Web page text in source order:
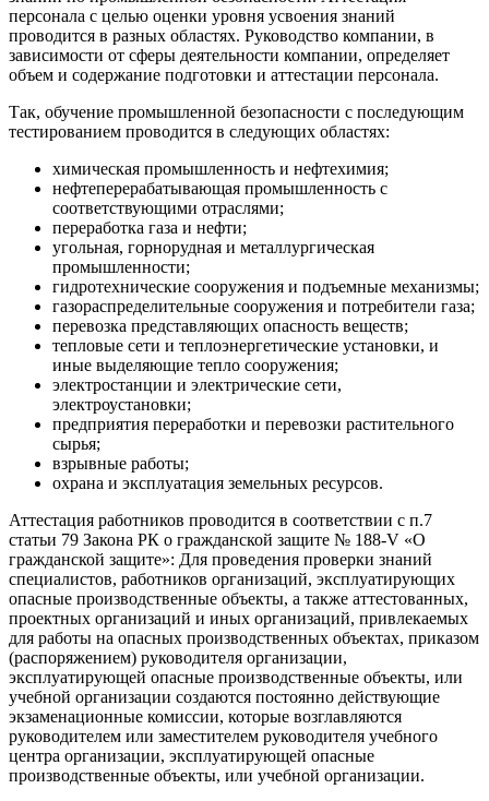
персонала с целью оценки уровня усвоения знаний
проводится в разных областях. Руководство компании, в
зависимости от сферы деятельности компании, определяет
объем и содержание подготовки и аттестации персонала.
Так, обучение промышленной безопасности с последующим
тестированием проводится в следующих областях:
химическая промышленность и нефтехимия;
нефтеперерабатывающая промышленность с
соответствующими отраслями;
переработка газа и нефти;
угольная, горнорудная и металлургическая
промышленности;
гидротехнические сооружения и подъемные механизмы;
газораспределительные сооружения и потребители газа;
перевозка представляющих опасность веществ;
тепловые сети и теплоэнергетические установки, и
иные выделяющие тепло сооружения;
электростанции и электрические сети,
электроустановки;
предприятия переработки и перевозки растительного
сырья;
взрывные работы;
охрана и эксплуатация земельных ресурсов.
Аттестация работников проводится в соответствии с п.7
статьи 79 Закона РК о гражданской защите № 188-V «О
гражданской защите»: Для проведения проверки знаний
специалистов, работников организаций, эксплуатирующих
опасные производственные объекты, а также аттестованных,
проектных организаций и иных организаций, привлекаемых
для работы на опасных производственных объектах, приказом
(распоряжением) руководителя организации,
эксплуатирующей опасные производственные объекты, или
учебной организации создаются постоянно действующие
экзаменационные комиссии, которые возглавляются
руководителем или заместителем руководителя учебного
центра организации, эксплуатирующей опасные
производственные объекты, или учебной организации.